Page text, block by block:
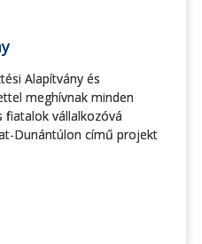
Alapítvány és
meghívnak minden
fiatalok vállalkozóvá
Dunántúlon című projekt